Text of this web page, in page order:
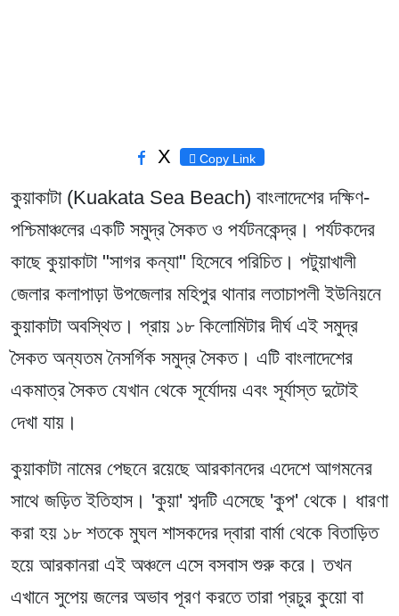
X Copy Link
কুয়াকাটা (Kuakata Sea Beach) বাংলাদেশের দক্ষিণ-
পশ্চিমাঞ্চলের একটি সমুদ্র সৈকত ও পর্যটনকেন্দ্র। পর্যটকদের
কাছে কুয়াকাটা "সাগর কন্যা" হিসেবে পরিচিত। পটুয়াখালী
জেলার কলাপাড়া উপজেলার মহিপুর থানার লতাচাপলী ইউনিয়নে
কুয়াকাটা অবস্থিত। প্রায় ১৮ কিলোমিটার দীর্ঘ এই সমুদ্র
সৈকত অন্যতম নৈসর্গিক সমুদ্র সৈকত। এটি বাংলাদেশের
একমাত্র সৈকত যেখান থেকে সূর্যোদয় এবং সূর্যাস্ত দুটোই
দেখা যায়।
কুয়াকাটা নামের পেছনে রয়েছে আরকানদের এদেশে আগমনের
সাথে জড়িত ইতিহাস। 'কুয়া' শব্দটি এসেছে 'কুপ' থেকে। ধারণা
করা হয় ১৮ শতকে মুঘল শাসকদের দ্বারা বার্মা থেকে বিতাড়িত
হয়ে আরকানরা এই অঞ্চলে এসে বসবাস শুরু করে। তখন
এখানে সুপেয় জলের অভাব পূরণ করতে তারা প্রচুর কুয়ো বা